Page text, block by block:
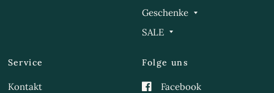
Geschenke
SALE
Service
Kontakt
Folge uns
Facebook